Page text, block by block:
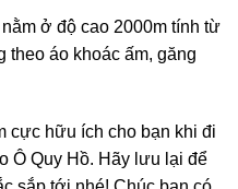
ở độ cao 2000m tính từ
theo áo khoác ấm, găng
cực hữu ích cho bạn khi đi
Ô Quy Hồ. Hãy lưu lại để